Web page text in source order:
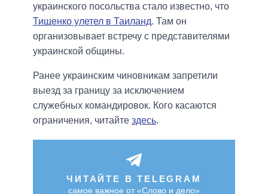
украинского посольства стало известно, что
Тищенко улетел в Таиланд. Там он
организовывает встречу с представителями
украинской общины.
Ранее украинским чиновникам запретили
выезд за границу за исключением
служебных командировок. Кого касаются
ограничения, читайте здесь.
ЧИТАЙТЕ В TELEGRAM
самое важное от «Слово и дело»